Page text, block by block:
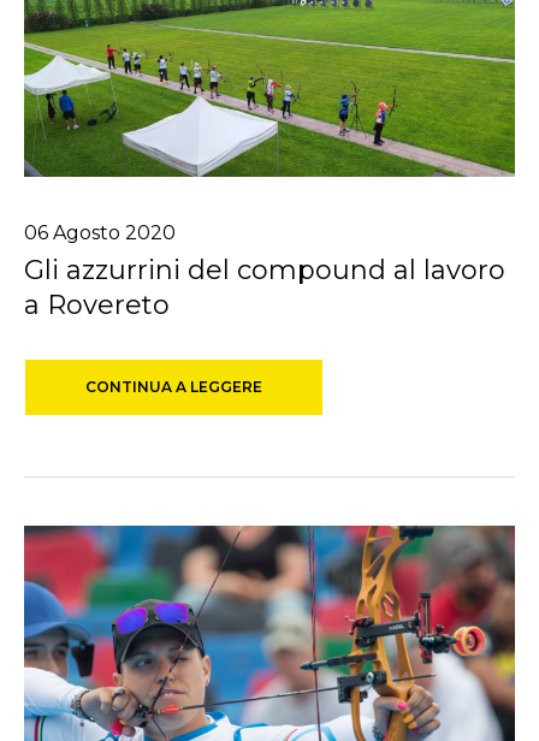
06 Agosto 2020
Gli azzurrini del compound al lavoro
a Rovereto
CONTINUA A LEGGERE